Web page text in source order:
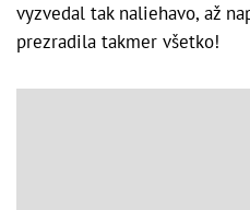
vyzvedal tak naliehavo, až
prezradila takmer všetko!